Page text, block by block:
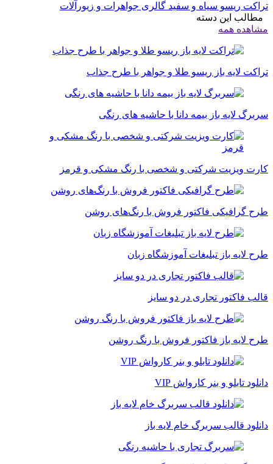
تراکت ریسو سیاه و سفید گالری جواهرات و زیورآلات
مطالب این دسته
مشاهده همه
تراکت لایه باز ریسو طلا و جواهر با طرح جذاب
سربرگ لایه باز بیمه دانا با حاشیه های رنگی
کارت ویزیت شرکتی و شخصی با رنگ مشکی و قرمز
طرح گرافیکی فاکتور فروش با رنگ‌های روشن
طرح لایه باز تبلیغات آموزشگاه زبان
قالب فاکتور تجاری در دو سایز
طرح لایه باز فاکتور فروش با رنگ روشن
دانلود تابلو و بنر کارواش VIP
دانلود قالب سربرگ خام لایه باز